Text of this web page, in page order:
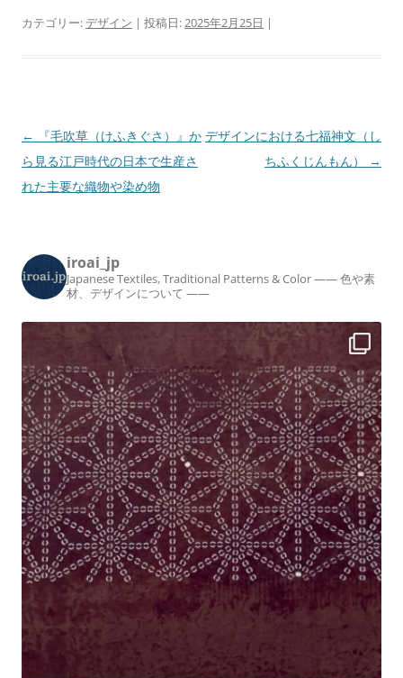
c
o
k
e e
カテゴリー: デザイン | 投稿日:2025年2月25日 |
投
稿
ナ
ー
シ
←
『毛吹草（けふきぐさ）』か
ら見る江戸時代の日本で生産さ
れた主要な織物や染め物
デザインにおける七福神文（し
ちふくじんもん）
→
iroai_jp
Japanese Textiles, Traditional Patterns & Color—— 色や素
材、デザインについて ——